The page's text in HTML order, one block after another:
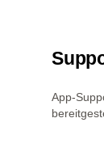
App-